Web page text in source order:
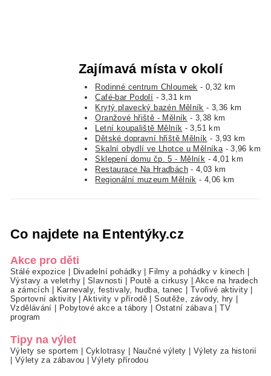
Zajímavá místa v okolí
Rodinné centrum Chloumek - 0,32 km
Café-bar Podolí - 3,31 km
Krytý plavecký bazén Mělník - 3,36 km
Oranžové hřiště - Mělník - 3,38 km
Letní koupaliště Mělník - 3,51 km
Dětské dopravní hřiště Mělník - 3,93 km
Skalní obydlí ve Lhotce u Mělníka - 3,96 km
Sklepení domu čp. 5 - Mělník - 4,01 km
Restaurace Na Hradbách- 4,03 km
Regionální muzeum Mělník - 4,06 km
Co najdete na Ententýky.cz
Akce pro děti
Stálé expozice Divadelní pohádky Filmy a pohádky v kinech
Výstavy a veletrhy|Slavnosti Poutě a cirkusy
Akce na hradech
a zámcích
Karnevaly, festivaly, hudba, tanec Tvořivé aktivity
Sportovní aktivity|Aktivity v přírodě |Soutěže, závody, hry
Vzdělávání
Pobytové akce a tábory Ostatní zábava|TV
program
Tipy na výlet
Výlety se sportem Cyklotrasy Naučné výlety
Výlety za historií
Výlety za zábavou |Výlety přírodou